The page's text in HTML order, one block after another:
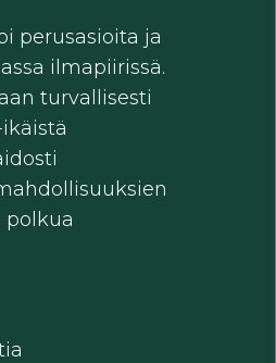
perusasioita ja
ilmapiirissä.
turvallisesti
polkua